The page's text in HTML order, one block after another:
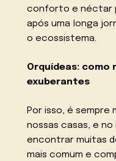
conforto e néctar
após uma longa
o ecossistema.
Orquídeas: como
exuberantes
Por isso, é
nossas casas, e
encontrar muitas
mais comum e